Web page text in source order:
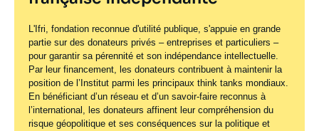
L'Ifri, fondation reconnue d'utilité publique, s'appuie en grande
partie sur des donateurs privés – entreprises et particuliers –
pour garantir sa pérennité et son indépendance intellectuelle.
Par leur financement, les donateurs contribuent à maintenir la
position de l’Institut parmi les principaux think tanks mondiaux.
En bénéficiant d’un réseau et d’un savoir-faire reconnus à
l’international, les donateurs affinent leur compréhension du
risque géopolitique et ses conséquences sur la politique et